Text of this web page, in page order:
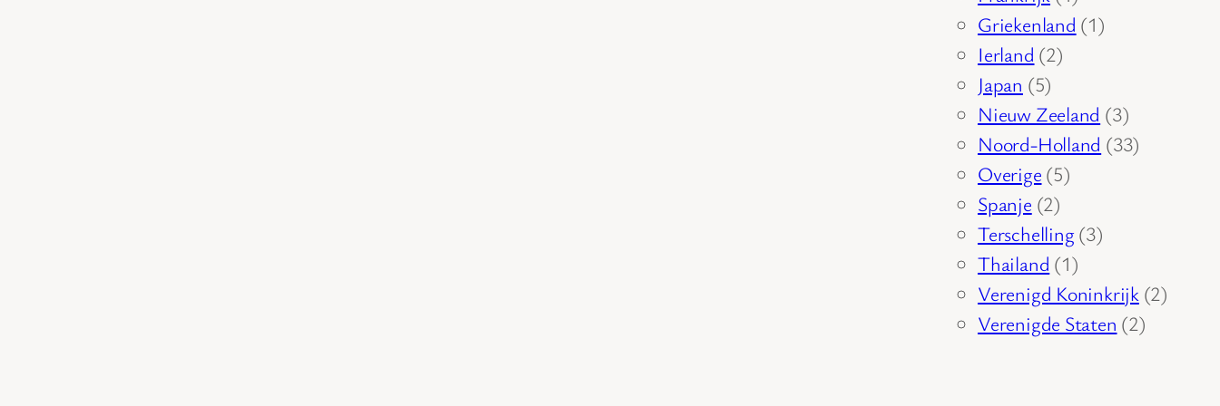
product
Griekenland 11
Ierland 22
Japan 55
producten
Nieuw Zeeland 33
producten
Noord-Holland 3333
Overige 55
Spanje 22
producten
Terschelling 33
Thailand 11
product
Verenigd Koninkrijk 22
Verenigde Staten 22